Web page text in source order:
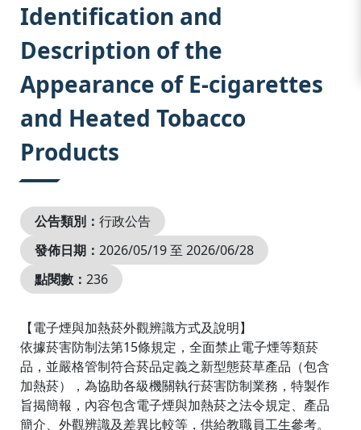
Identification and
Description of the
Appearance of E-cigarettes
and Heated Tobacco
Products
公告類別： 行政公告
發佈日期： 2026/05/19 至 2026/06/28
點閱數： 236
【電子煙與加熱菸外觀辨識方式及說明】
依據菸害防制法第15條規定，全面禁止電子煙等類菸
品，並嚴格管制符合菸品定義之新型態菸草產品（包含
加熱菸），為協助各級機關執行菸害防制業務，特製作
旨揭簡報，內容包含電子煙與加熱菸之法令規定、產品
簡介、外觀辨識及差異比較等，供給教職員工生參考。